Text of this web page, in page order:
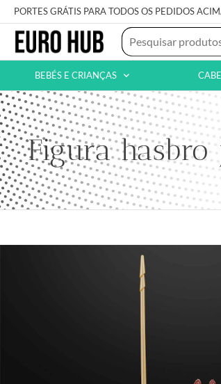
PORTES GRÁTIS PARA TODOS OS PEDIDOS
BEBÉS E CRIANÇAS
Figura